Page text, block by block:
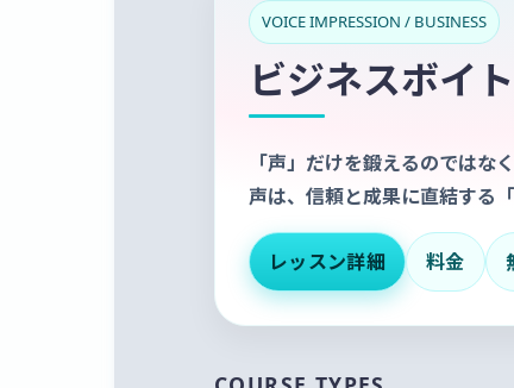
VOICE IMPRESSION / BUSINESS
ビジネスボイ
「声」だけを鍛えるのではな
声は、信頼と成果に直結する
レッスン詳細 料金